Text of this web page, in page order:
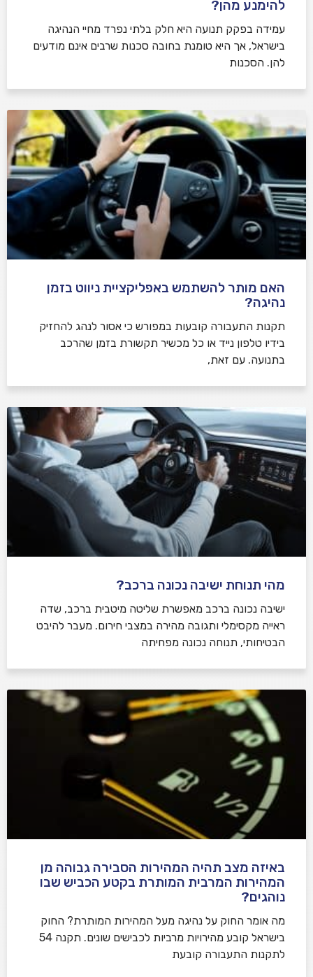
להימנע מהן?
עמידה בפקק תנועה היא חלק בלתי נפרד מחיי הנהיגה
בישראל, אך היא טומנת בחובה סכנות שרבים אינם מודעים
להן. הסכנות
האם מותר להשתמש באפליקציית ניווט בזמן
נהיגה?
תקנות התעבורה קובעות במפורש כי אסור לנהג להחזיק
בידיו טלפון נייד או כל מכשיר תקשורת בזמן שהרכב
בתנועה. עם זאת,
מהי תנוחת ישיבה נכונה ברכב?
ישיבה נכונה ברכב מאפשרת שליטה מיטבית ברכב, שדה
ראייה מקסימלי ותגובה מהירה במצבי חירום. מעבר להיבט
הבטיחותי, תנוחה נכונה מפחיתה
באיזה מצב תהיה המהירות הסבירה גבוהה מן
המהירות המרבית המותרת בקטע הכביש שבו
נוהגים?
​מה אומר החוק על נהיגה מעל המהירות המותרת? החוק
בישראל קובע מהירויות מרביות לכבישים שונים. תקנה 54
לתקנות התעבורה קובעת